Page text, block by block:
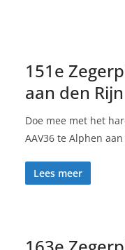
151e
aan den
Doe mee met het
AAV36 te Alphen
Lees meer